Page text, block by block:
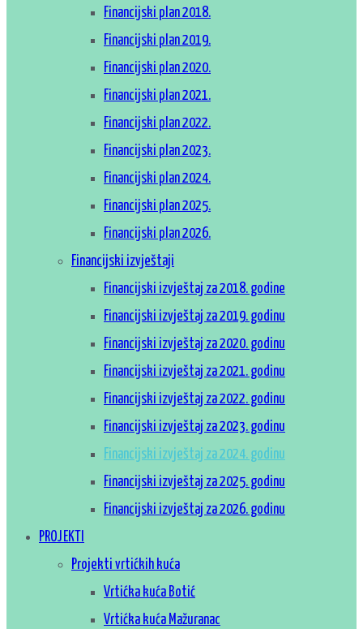
Financijski plan 2018.
Financijski plan 2019.
Financijski plan 2020.
Financijski plan 2021.
Financijski plan 2022.
Financijski plan 2023.
Financijski plan 2024.
Financijski plan 2025.
Financijski plan 2026.
Financijski izvještaji
Financijski izvještaj za 2018. godine
Financijski izvještaj za 2019. godinu
Financijski izvještaj za 2020. godinu
Financijski izvještaj za 2021. godinu
Financijski izvještaj za 2022. godinu
Financijski izvještaj za 2023. godinu
Financijski izvještaj za 2024. godinu
Financijski izvještaj za 2025. godinu
Financijski izvještaj za 2026. godinu
PROJEKTI
Projekti vrtićkih kuća
Vrtićka kuća Botić
Vrtićka kuća Mažuranac